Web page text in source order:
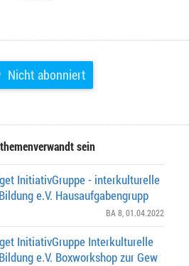
Nicht abonniert
sein
InitiativGruppe - interkulturelle
e.V. Hausaufgabengrupp
BA 8 , 01.04.2022
InitiativGruppe Interkulturelle
e.V. Boxworkshop zur Gew